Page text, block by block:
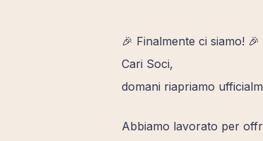
🎉 Finalmente ci siamo! 🎉
Cari Soci,
domani riapriamo
Abbiamo lavorato per